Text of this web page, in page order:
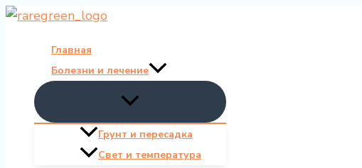
Перейти
содержимому
Главная
Болезни и лечение
Грунт и пересадка
Свет и температура